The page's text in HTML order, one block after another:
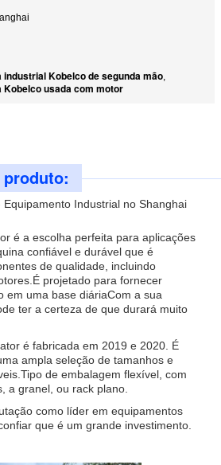
industrial Kobelco de segunda mão,
Kobelco usada com motor
Equipamento Industrial no Shanghai
é a escolha perfeita para aplicações
confiável e durável que é
de qualidade, incluindo
projetado para fornecer
em uma base diáriaCom a sua
ter a certeza de que durará muito
é fabricada em 2019 e 2020. É
ampla seleção de tamanhos e
de embalagem flexível, com
a granel, ou rack plano.
como líder em equipamentos
que é um grande investimento.